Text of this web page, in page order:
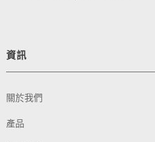
資訊
關於我們
產品